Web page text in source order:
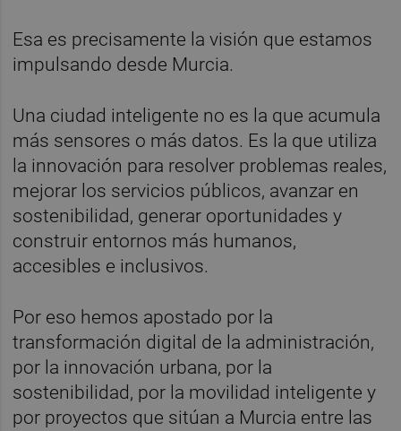
Esa es precisamente la visión que estamos
impulsando desde Murcia.
Una ciudad inteligente no es la que acumula
más sensores o más datos. Es la que utiliza
la innovación para resolver problemas reales,
mejorar los servicios públicos, avanzar en
sostenibilidad, generar oportunidades y
construir entornos más humanos,
accesibles e inclusivos.
Por eso hemos apostado por la
transformación digital de la administración,
por la innovación urbana, por la
sostenibilidad, por la movilidad inteligente y
por proyectos que sitúan a Murcia entre las